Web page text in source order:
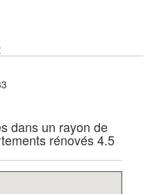
dans un rayon de
rénovés 4.5